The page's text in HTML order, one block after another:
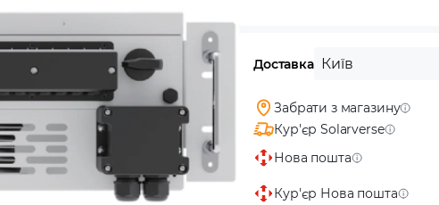
Доставка Київ
Забрати з магазину
Кур'єр Solarverse
Нова пошта
Кур'єр Нова пошта